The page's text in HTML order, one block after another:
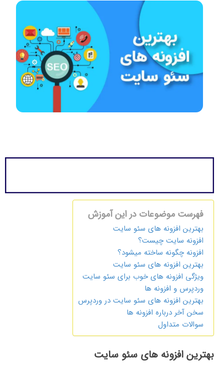
فهرست موضوعات در این آموزش
بهترین افزونه های سئو سایت
افزونه سایت چیست؟
افزونه چگونه ساخته میشود؟
بهترین افزونه های سئو سایت
ویژگی افزونه های خوب برای سئو سایت
وردپرس و افزونه ها
بهترین افزونه های سئو سایت در وردپرس
سخن آخر درباره افزونه ها
سوالات متداول
بهترین افزونه های سئو سایت